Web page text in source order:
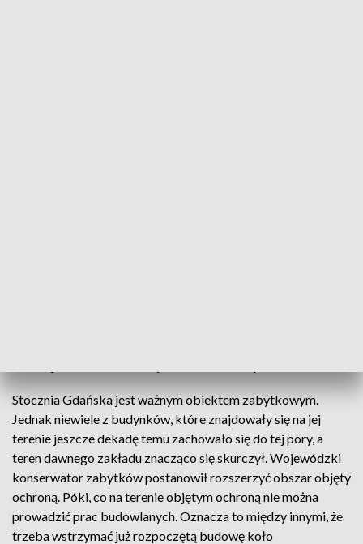
Stocznia Gdańska jest ważnym obiektem zabytkowym.
Jednak niewiele z budynków, które znajdowały się na jej
terenie jeszcze dekadę temu zachowało się do tej pory, a
teren dawnego zakładu znacząco się skurczył. Wojewódzki
konserwator zabytków postanowił rozszerzyć obszar objęty
ochroną. Póki, co na terenie objętym ochroną nie można
prowadzić prac budowlanych. Oznacza to między innymi, że
trzeba wstrzymać już rozpoczętą budowę koło